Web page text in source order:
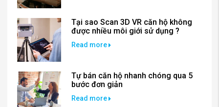
Tại sao Scan 3D VR căn hộ không
được nhiều môi giới sử dụng ?
Read more
Tự bán căn hộ nhanh chóng qua 5
bước đơn giản
Read more